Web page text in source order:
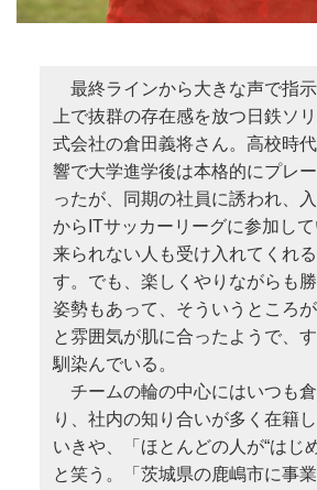
最終ラインから大きな声で指
上で抜群の存在感を放つ日鉄ソ
式会社の倉田義将さん。高校時
響で大学進学後は本格的にプレ
ったが、同期の社員に誘われ、
からITサッカーリーグに参加し
来られない人も受け入れてくれ
す。でも、楽しくやりながらも
姿勢もあって、そういうところが
と雰囲気が肌に合ったようで、
馴染んでいる。
チームの輪の中心にはいつも
り、社内の知り合いが多く在籍
いきや、「ほとんどの人が“はじ
と笑う。「茨城県の鹿嶋市に事